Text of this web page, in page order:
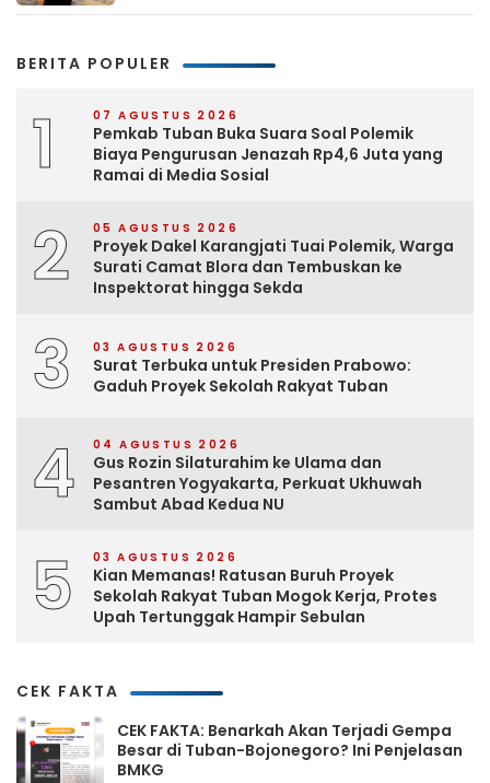
BERITA POPULER
1 07 AGUSTUS 2026
Pemkab Tuban Buka Suara Soal Polemik
Biaya Pengurusan Jenazah Rp4,6 Juta yang
Ramai di Media Sosial
2 05 AGUSTUS 2026
Proyek Dakel Karangjati Tuai Polemik, Warga
Surati Camat Blora dan Tembuskan ke
Inspektorat hingga Sekda
3 03 AGUSTUS 2026
Surat Terbuka untuk Presiden Prabowo:
Gaduh Proyek Sekolah Rakyat Tuban
4 04 AGUSTUS 2026
Gus Rozin Silaturahim ke Ulama dan
Pesantren Yogyakarta, Perkuat Ukhuwah
Sambut Abad Kedua NU
5 03 AGUSTUS 2026
Kian Memanas! Ratusan Buruh Proyek
Sekolah Rakyat Tuban Mogok Kerja, Protes
Upah Tertunggak Hampir Sebulan
CEK FAKTA
CEK FAKTA: Benarkah Akan Terjadi Gempa
Besar di Tuban-Bojonegoro? Ini Penjelasan
BMKG